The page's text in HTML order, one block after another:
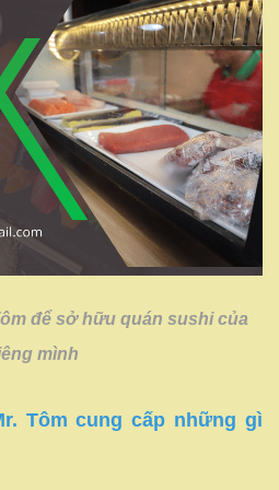
để sở hữu quán sushi của
mình
Tôm cung cấp những gì